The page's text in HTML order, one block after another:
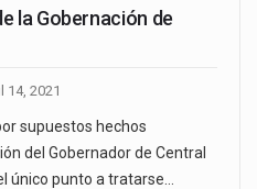
la Gobernación de
14, 2021
supuestos hechos
del Gobernador de Central
único punto a tratarse…